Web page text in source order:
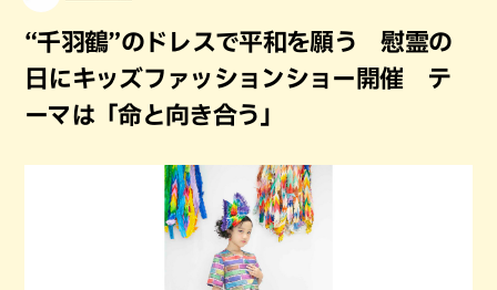
“千羽鶴”のドレスで平和を願う 慰霊の
日にキッズファッションショー開催 テ
ーマは「命と向き合う」